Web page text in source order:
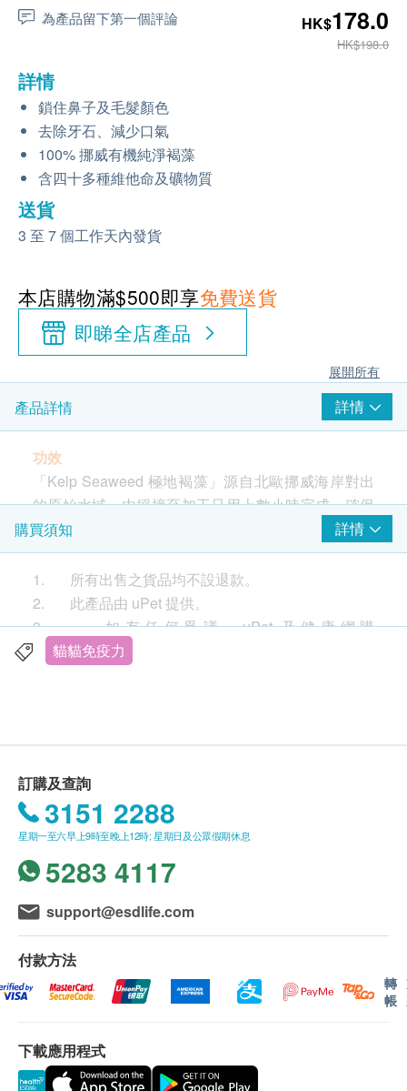
為產品留下第一個評論 HK$178.0
HK$198.0
詳情
鎖住鼻子及毛髮顏色
去除牙石、減少口氣
100% 挪威有機純淨褐藻
含四十多種維他命及礦物質
送貨
3 至 7 個工作天內發貨
本店購物滿$500即享免費送貨
即睇全店產品
展開所有
產品詳情 詳情
功效
「Kelp Seaweed 極地褐藻」源自北歐挪威海岸對出
的原始水域，由採摘至加工只用上數小時完成，確保
原材料的新鮮程度，防止營養流失。配方蘊含超過四
十多種維他命及礦物質，可補充寵物飲食中的營養不
足。
鎖住鼻子及毛髮顏色
去除牙石、減少口氣
100% 挪威有機純淨褐藻
貓 / 迷你犬（6kg以下）
中型犬（12-20kg）
大型犬（>20kg） 3 匙
*餵食時請確保滿匙劑量
購買須知 詳情
1. 所有出售之貨品均不設退款。
2. 此產品由 uPet 提供。
3. 如有任何爭議，uPet 及健康網購
Health.ESDlife 保留最終決議權。
2. 我們將於確定訂單後 3-7 個工作天內安排發貨。
3. 不排除運送時間會因節日而有所影響。當八號
烈風訊號懸掛或黑色暴雨警告生效時，送貨服務時間
將會延遲。
4. 所有訂單須視乎相關貨品的供應情況再作最後
確認。倘若生活易未能提供任何訂單上的貨品，生活
易有權拒絕接受該訂單，並且會於送貨前透過電話或
電郵通知顧客再作安排。
保證
最少有6個月或以上。
貓貓免疫力
訂購及查詢
3151 2288
星期一至六早上9時至晚上12時; 星期日及公眾假期休息
5283 4117
support@esdlife.com
付款方法
轉
帳
下載應用程式